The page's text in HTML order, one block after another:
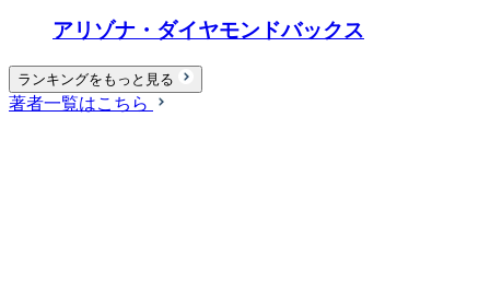
アリゾナ・ダイヤモンドバックス
ランキングをもっと見る
著者一覧はこちら